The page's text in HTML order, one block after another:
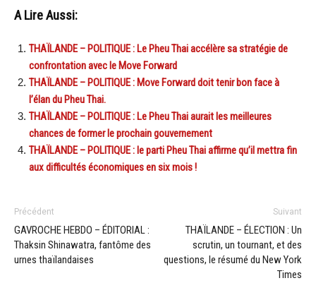
A Lire Aussi:
THAÏLANDE – POLITIQUE : Le Pheu Thai accélère sa stratégie de
confrontation avec le Move Forward
THAÏLANDE – POLITIQUE : Move Forward doit tenir bon face à
l’élan du Pheu Thai.
THAÏLANDE – POLITIQUE : Le Pheu Thai aurait les meilleures
chances de former le prochain gouvernement
THAÏLANDE – POLITIQUE : le parti Pheu Thai affirme qu’il mettra fin
aux difficultés économiques en six mois !
Précédent
GAVROCHE HEBDO – ÉDITORIAL :
Thaksin Shinawatra, fantôme des
urnes thaïlandaises
Suivant
THAÏLANDE – ÉLECTION : Un
scrutin, un tournant, et des
questions, le résumé du New York
Times